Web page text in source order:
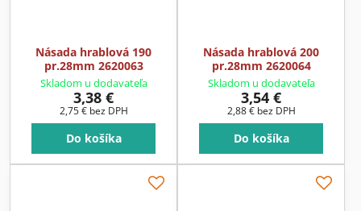
Násada hrablová 190
pr.28mm 2620063
Skladom u dodavateľa
3,38 €
2,75 € bez DPH
Do košíka
Násada hrablová 200
pr.28mm 2620064
Skladom u dodavateľa
3,54 €
2,88 € bez DPH
Do košíka